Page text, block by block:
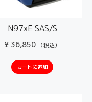
N97xE SAS/S
¥ 36,850 （税込）
カートに追加